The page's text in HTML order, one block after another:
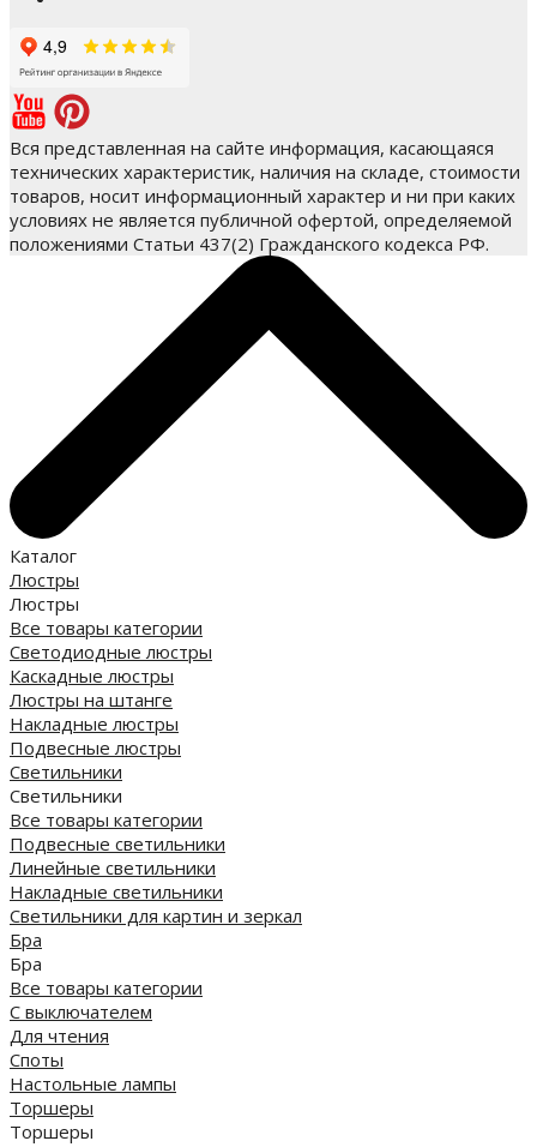
Вся представленная на сайте информация, касающаяся
технических характеристик, наличия на складе, стоимости
товаров, носит информационный характер и ни при каких
условиях не является публичной офертой, определяемой
положениями Статьи 437(2) Гражданского кодекса РФ.
Каталог
Люстры
Люстры
Все товары категории
Светодиодные люстры
Каскадные люстры
Люстры на штанге
Накладные люстры
Подвесные люстры
Светильники
Светильники
Все товары категории
Подвесные светильники
Линейные светильники
Накладные светильники
Светильники для картин и зеркал
Бра
Бра
Все товары категории
С выключателем
Для чтения
Споты
Настольные лампы
Торшеры
Торшеры